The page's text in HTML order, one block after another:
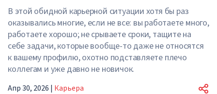
В этой обидной карьерной ситуации хотя бы раз
оказывались многие, если не все: вы работаете много,
работаете хорошо; не срываете сроки, тащите на
себе задачи, которые вообще-то даже не относятся
к вашему профилю, охотно подставляете плечо
коллегам и уже давно не новичок.
Апр 30, 2026 | Карьера